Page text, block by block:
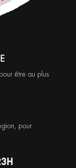
être au plus
pour